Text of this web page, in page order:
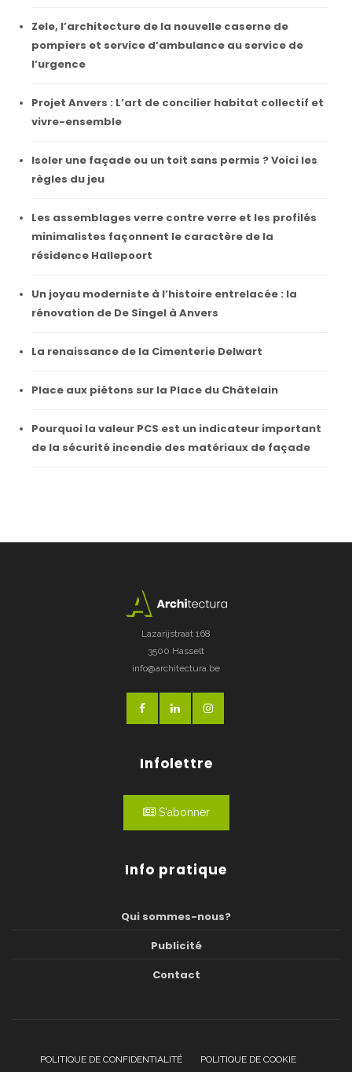
Zele, l’architecture de la nouvelle caserne de
pompiers et service d’ambulance au service de
l’urgence
Projet Anvers : L’art de concilier habitat collectif et
vivre-ensemble
Isoler une façade ou un toit sans permis ? Voici les
règles du jeu
Les assemblages verre contre verre et les profilés
minimalistes façonnent le caractère de la
résidence Hallepoort
Un joyau moderniste à l’histoire entrelacée : la
rénovation de De Singel à Anvers
La renaissance de la Cimenterie Delwart
Place aux piétons sur la Place du Châtelain
Pourquoi la valeur PCS est un indicateur important
de la sécurité incendie des matériaux de façade
Lazarijstraat 168
3500 Hasselt
info@architectura.be
Infolettre
S'abonner
Info pratique
Qui sommes-nous?
Publicité
Contact
POLITIQUE DE CONFIDENTIALITÉ
POLITIQUE DE COOKIE